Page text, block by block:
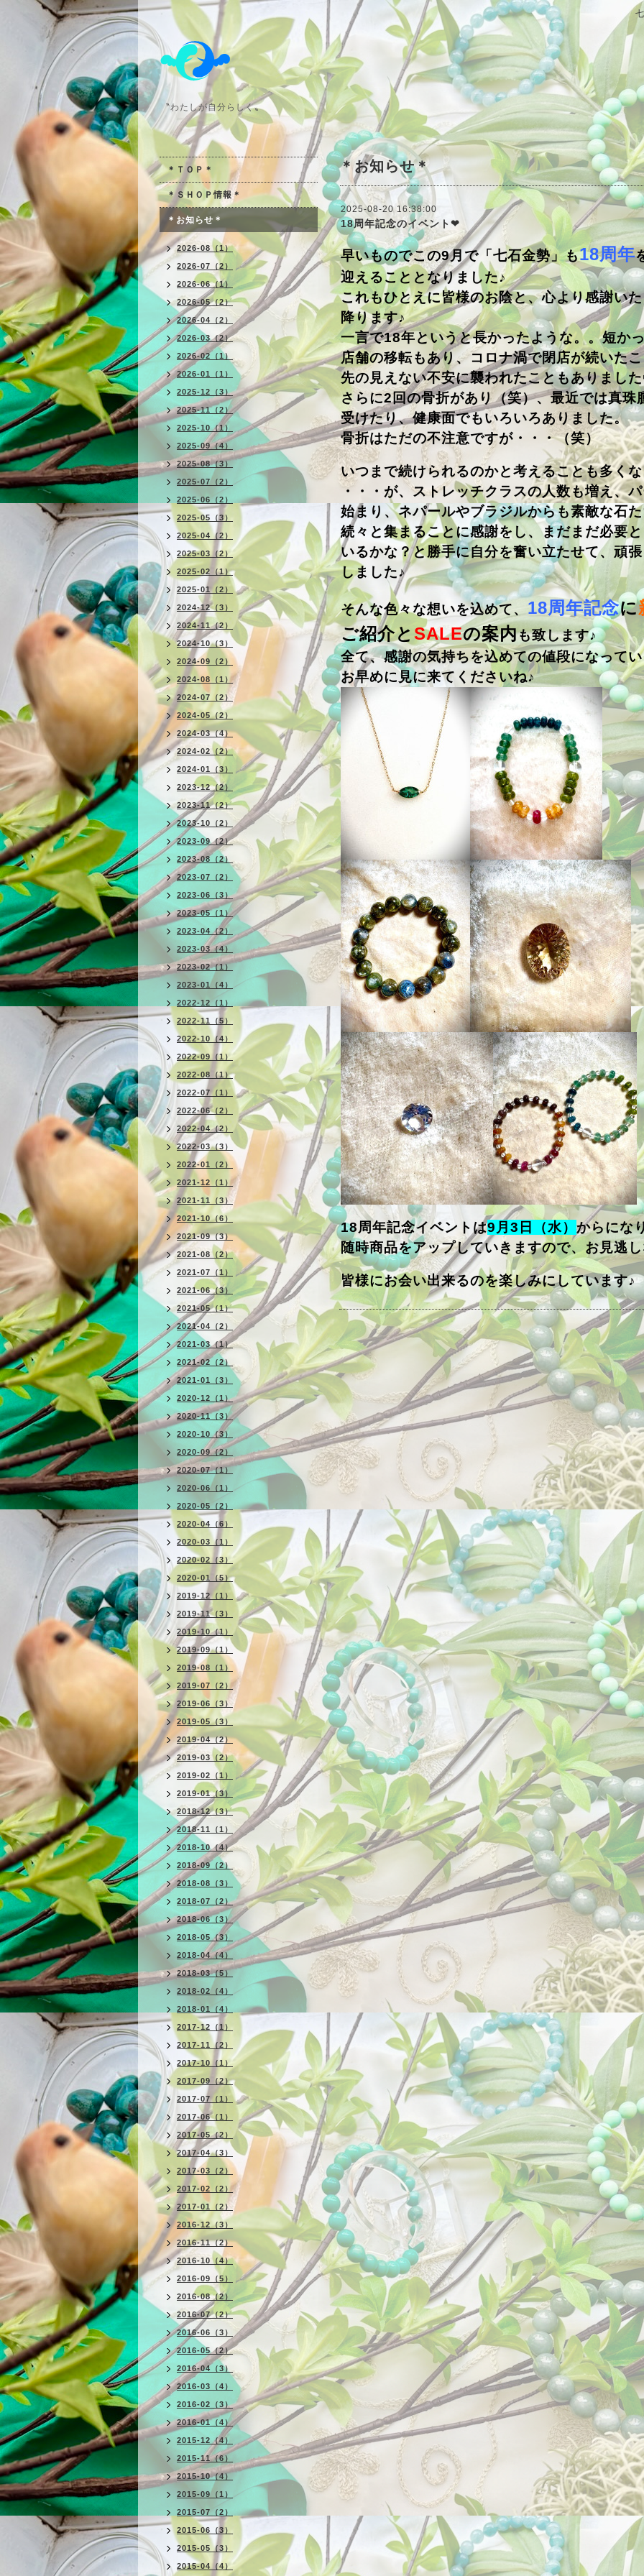
〝わたしが自分らしく〟
＊お知らせ＊
2025-08-20 16:38:00
18周年記念のイベント❤
早いものでこの9月で「七石金勢」も18周年
迎えることとなりました♪
これもひとえに皆様のお陰と、心より感謝い
降ります♪
一言で18年というと長かったような。。短か
店舗の移転もあり、コロナ渦で閉店が続いた
先の見えない不安に襲われたこともありまし
さらに2回の骨折があり（笑）、最近では真珠
受けたり、健康面でもいろいろありました。
骨折はただの不注意ですが・・・（笑）
いつまで続けられるのかと考えることも多く
・・・が、ストレッチクラスの人数も増え、
始まり、ネパールやブラジルからも素敵な石
続々と集まることに感謝をし、まだまだ必要
いるかな？と勝手に自分を奮い立たせて、頑
しました♪
そんな色々な想いを込めて、 18周年記念に
ご紹介と SALEの案内も致します♪
全て、感謝の気持ちを込めての値段になって
お早めに見に来てくださいね♪
18周年記念イベントは9月3日（水） からにな
随時商品をアップしていきますので、お見逃
皆様にお会い出来るのを楽しみにしています♪
＊ＴＯＰ＊
＊ＳＨＯＰ情報＊
＊お知らせ＊
2026-08（1）
2026-07（2）
2026-06（1）
2026-05（2）
2026-04（2）
2026-03（2）
2026-02（1）
2026-01（1）
2025-12（3）
2025-11（2）
2025-10（1）
2025-09（4）
2025-08（3）
2025-07（2）
2025-06（2）
2025-05（3）
2025-04（2）
2025-03（2）
2025-02（1）
2025-01（2）
2024-12（3）
2024-11（2）
2024-10（3）
2024-09（2）
2024-08（1）
2024-07（2）
2024-05（2）
2024-03（4）
2024-02（2）
2024-01（3）
2023-12（2）
2023-11（2）
2023-10（2）
2023-09（2）
2023-08（2）
2023-07（2）
2023-06（3）
2023-05（1）
2023-04（2）
2023-03（4）
2023-02（1）
2023-01（4）
2022-12（1）
2022-11（5）
2022-10（4）
2022-09（1）
2022-08（1）
2022-07（1）
2022-06（2）
2022-04（2）
2022-03（3）
2022-01（2）
2021-12（1）
2021-11（3）
2021-10（6）
2021-09（3）
2021-08（2）
2021-07（1）
2021-06（3）
2021-05（1）
2021-04（2）
2021-03（1）
2021-02（2）
2021-01（3）
2020-12（1）
2020-11（3）
2020-10（3）
2020-09（2）
2020-07（1）
2020-06（1）
2020-05（2）
2020-04（6）
2020-03（1）
2020-02（3）
2020-01（5）
2019-12（1）
2019-11（3）
2019-10（1）
2019-09（1）
2019-08（1）
2019-07（2）
2019-06（3）
2019-05（3）
2019-04（2）
2019-03（2）
2019-02（1）
2019-01（3）
2018-12（3）
2018-11（1）
2018-10（4）
2018-09（2）
2018-08（3）
2018-07（2）
2018-06（3）
2018-05（3）
2018-04（4）
2018-03（5）
2018-02（4）
2018-01（4）
2017-12（1）
2017-11（2）
2017-10（1）
2017-09（2）
2017-07（1）
2017-06（1）
2017-05（2）
2017-04（3）
2017-03（2）
2017-02（2）
2017-01（2）
2016-12（3）
2016-11（2）
2016-10（4）
2016-09（5）
2016-08（2）
2016-07（2）
2016-06（3）
2016-05（2）
2016-04（3）
2016-03（4）
2016-02（3）
2016-01（4）
2015-12（4）
2015-11（6）
2015-10（4）
2015-09（1）
2015-07（2）
2015-06（3）
2015-05（3）
2015-04（4）